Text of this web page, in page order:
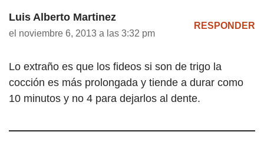
Luis Alberto Martinez
el noviembre 6, 2013 a las 3:32 pm
RESPONDER
Lo extraño es que los fideos si son de trigo la
cocción es más prolongada y tiende a durar como
10 minutos y no 4 para dejarlos al dente.